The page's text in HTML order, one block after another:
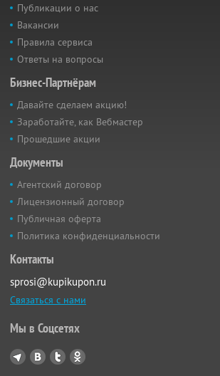
Публикации о нас
Вакансии
Правила сервиса
Ответы на вопросы
Бизнес-Партнёрам
Давайте сделаем акцию!
Заработайте, как Вебмастер
Прошедшие акции
Документы
Агентский договор
Лицензионный договор
Публичная оферта
Политика конфиденциальности
Контакты
sprosi@kupikupon.ru
Связаться с нами
Мы в Соцсетях